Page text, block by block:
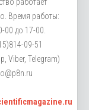
Время работы:
00 до 17-00.
09-51
Viber, Telegram)